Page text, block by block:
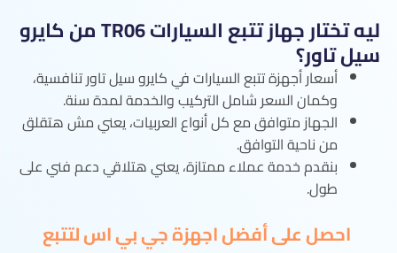
ليه تختار جهاز تتبع السيارات TR06 من كايرو
سيل تاور؟
أسعار أجهزة تتبع السيارات في كايرو سيل تاور تنافسية،
وكمان السعر شامل التركيب والخدمة لمدة سنة.
الجهاز متوافق مع كل أنواع العربيات، يعني مش هتقلق
من ناحية التوافق.
بنقدم خدمة عملاء ممتازة، يعني هتلاقي دعم فني على
طول.
احصل على أفضل اجهزة جي بي اس لتتبع